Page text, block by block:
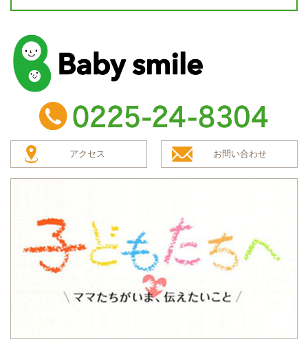
baby smile
TEL：0225-24-8304
アクセス お問い合わせ